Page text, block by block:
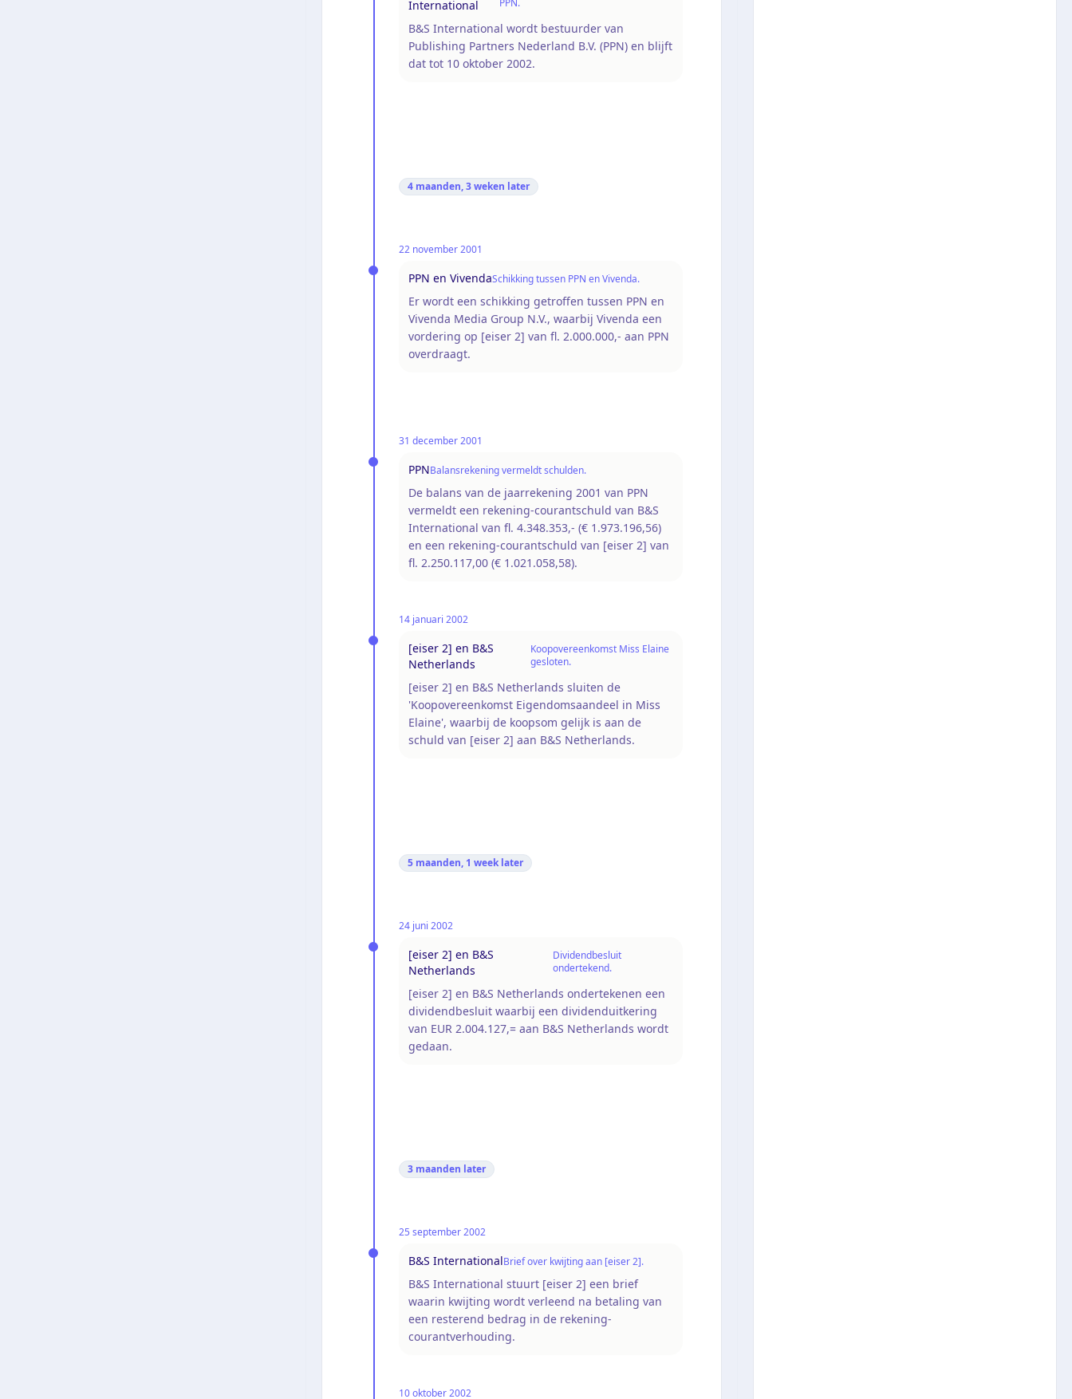
International
B&S International wordt bestuurder van
Publishing Partners Nederland B.V. (PPN) en blijft
dat tot 10 oktober 2002.
4 maanden, 3 weken later
22 november 2001
PPN en VivendaSchikking tussen PPN en Vivenda.
Er wordt een schikking getroffen tussen PPN en
Vivenda Media Group N.V., waarbij Vivenda een
vordering op [eiser 2] van fl. 2.000.000,- aan PPN
overdraagt.
31 december 2001
PPNBalansrekening vermeldt schulden.
De balans van de jaarrekening 2001 van PPN
vermeldt een rekening-courantschuld van B&S
International van fl. 4.348.353,- (€ 1.973.196,56)
en een rekening-courantschuld van [eiser 2] van
fl. 2.250.117,00 (€ 1.021.058,58).
14 januari 2002
[eiser 2] en B&S
Netherlands
Koopovereenkomst Miss Elaine
gesloten.
[eiser 2] en B&S Netherlands sluiten de
'Koopovereenkomst Eigendomsaandeel in Miss
Elaine', waarbij de koopsom gelijk is aan de
schuld van [eiser 2] aan B&S Netherlands.
5 maanden, 1 week later
24 juni 2002
[eiser 2] en B&S
Netherlands
Dividendbesluit
ondertekend.
[eiser 2] en B&S Netherlands ondertekenen een
dividendbesluit waarbij een dividenduitkering
van EUR 2.004.127,= aan B&S Netherlands wordt
gedaan.
3 maanden later
25 september 2002
B&S InternationalBrief over kwijting aan [eiser 2].
B&S International stuurt [eiser 2] een brief
waarin kwijting wordt verleend na betaling van
een resterend bedrag in de rekening-
courantverhouding.
10 oktober 2002